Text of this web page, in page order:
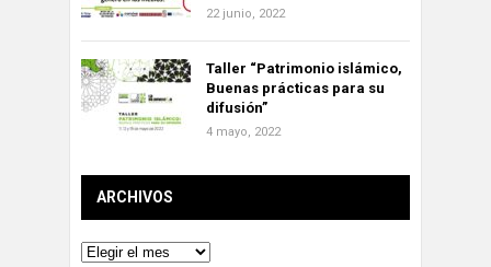
22 junio, 2022
Taller “Patrimonio islámico,
Buenas prácticas para su
difusión”
4 mayo, 2022
ARCHIVOS
Archivos